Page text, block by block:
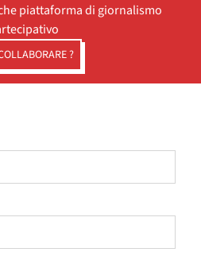
piattaforma di giornalismo
?